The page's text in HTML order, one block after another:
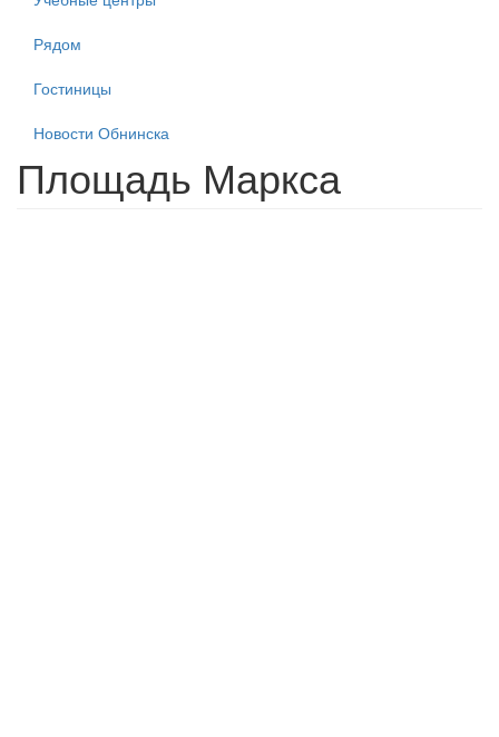
Рядом
Гостиницы
Новости Обнинска
Площадь Маркса